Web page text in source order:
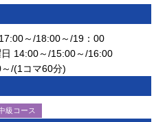
～/18:00～/19：00
14:00～/15:00～/16:00
/(1コマ60分)
級コース